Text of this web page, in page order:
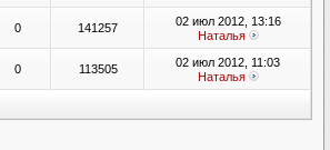
0 141257
02 июл 2012, 13:16
Наталья
0 113505
02 июл 2012, 11:03
Наталья